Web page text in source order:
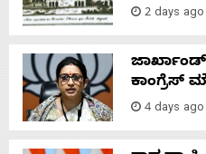
2 days
ಜಾರ್ಖಾಂಡ್‌
ಕಾಂಗ್ರೆಸ್‌
4 days